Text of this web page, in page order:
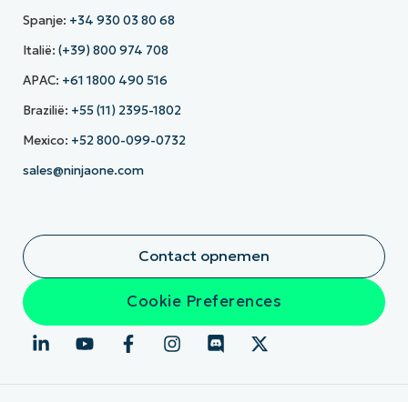
Spanje: +34 930 03 80 68
Italië: (+39) 800 974 708
APAC: +61 1800 490 516
Brazilië: +55 (11) 2395-1802
Mexico: +52 800-099-0732
sales@ninjaone.com
Contact opnemen
Cookie Preferences